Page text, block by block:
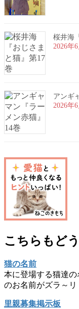
桜井海
2026年
アンギ
2026年
こちらもど
猫の名前
本に登場する猫達
のお名前がズラ～リ
里親募集掲示板